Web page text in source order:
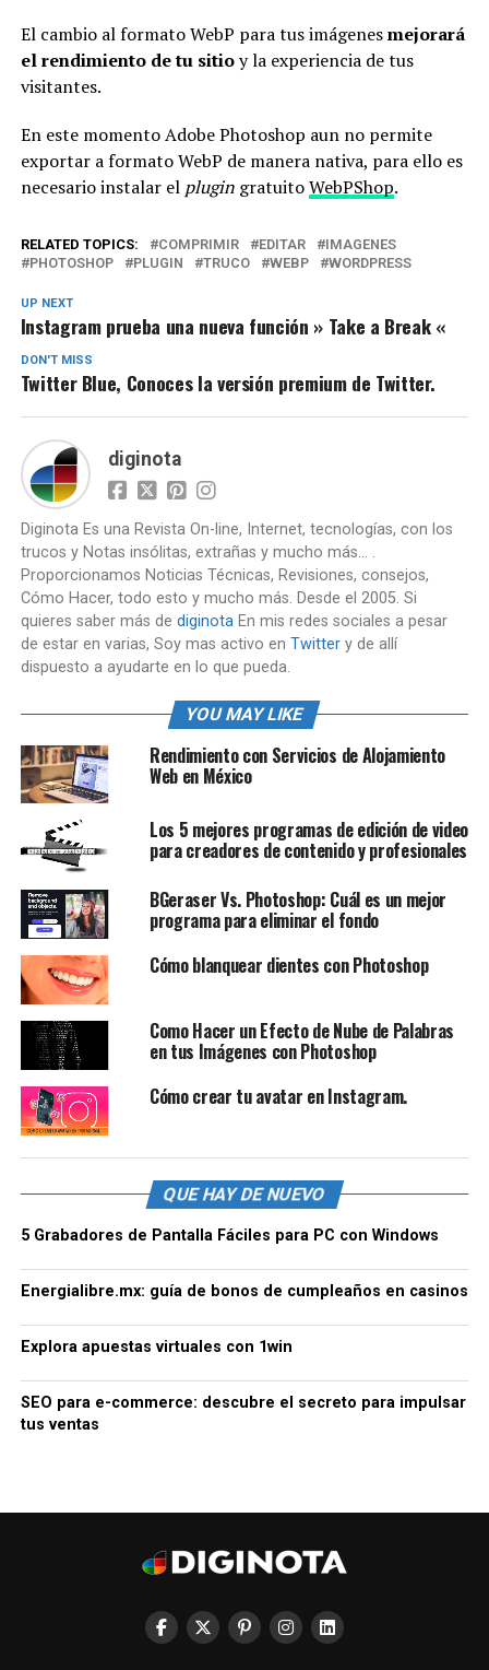
El cambio al formato WebP para tus imágenesmejorará
el rendimiento de tu sitioy la experiencia de tus
visitantes.
En este momento Adobe Photoshop aun no permite
exportar a formato WebP de manera nativa, para ello es
necesario instalar el plugingratuitoWebPShop.
RELATED TOPICS: COMPRIMIR EDITAR
IMAGENES
PHOTOSHOP
PLUGIN TRUCO WEBP WORDPRESS
UP NEXT
Instagram prueba una nueva función » Take a Break «
DON'T MISS
Twitter Blue, Conoces la versión premium de Twitter.
diginota
Diginota Es una Revista On-line, Internet, tecnologías, con los
trucos y Notas insólitas, extrañas y mucho más... .
Proporcionamos Noticias Técnicas, Revisiones, consejos,
Cómo Hacer, todo esto y mucho más. Desde el 2005. Si
quieres saber más de diginotaEn mis redes sociales a pesar
de estar en varias, Soy mas activo en Twittery de allí
dispuesto a ayudarte en lo que pueda.
YOU MAY LIKE
Rendimiento con Servicios de Alojamiento
Web en México
Los 5 mejores programas de edición de video
para creadores de contenido y profesionales
BGeraser Vs. Photoshop: Cuál es un mejor
programa para eliminar el fondo
Cómo blanquear dientes con Photoshop
Como Hacer un Efecto de Nube de Palabras
en tus Imágenes con Photoshop
Cómo crear tu avatar en Instagram.
QUE HAY DE NUEVO
5 Grabadores de Pantalla Fáciles para PC con Windows
Energialibre.mx: guía de bonos de cumpleaños en casinos
Explora apuestas virtuales con 1win
SEO para e-commerce: descubre el secreto para impulsar
tus ventas